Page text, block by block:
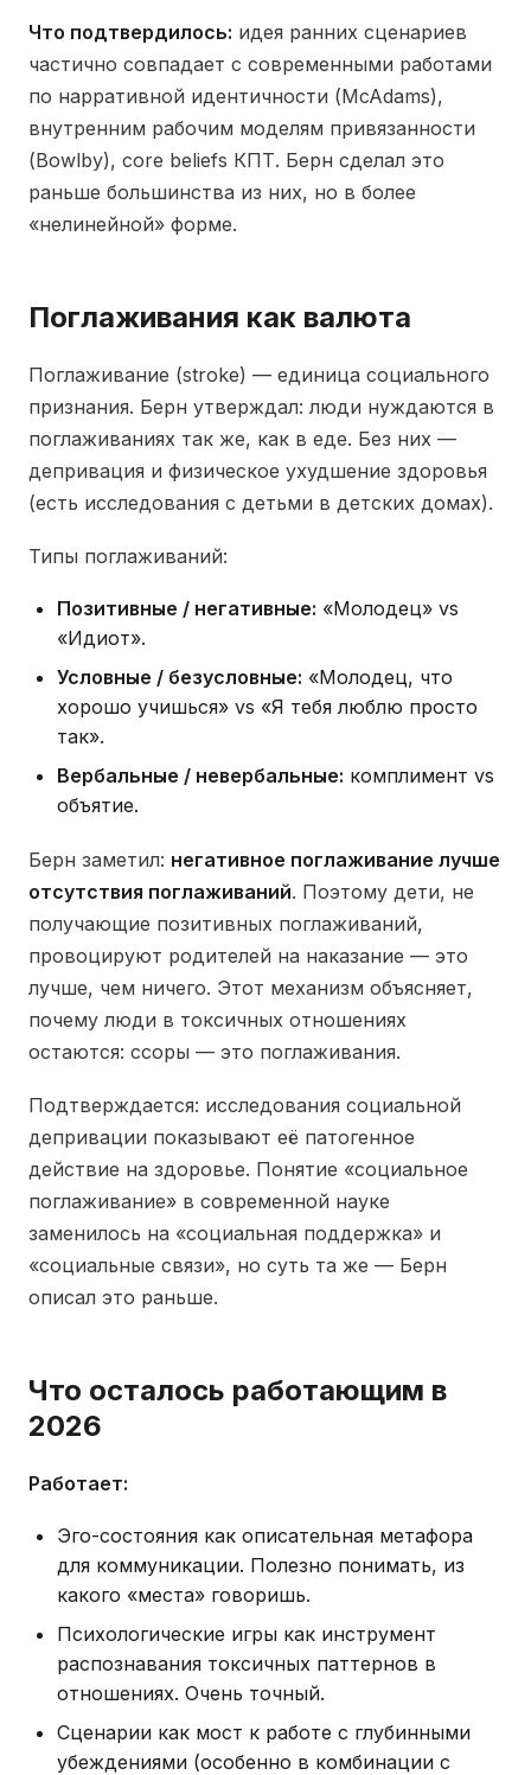
Что подтвердилось: идея ранних сценариев
частично совпадает с современными работами
по нарративной идентичности (McAdams),
внутренним рабочим моделям привязанности
(Bowlby), core beliefs КПТ. Берн сделал это
раньше большинства из них, но в более
«нелинейной» форме.
Поглаживания как валюта
Поглаживание (stroke) — единица социального
признания. Берн утверждал: люди нуждаются в
поглаживаниях так же, как в еде. Без них —
депривация и физическое ухудшение здоровья
(есть исследования с детьми в детских домах).
Типы поглаживаний:
Позитивные / негативные: «Молодец» vs
«Идиот».
Условные / безусловные: «Молодец, что
хорошо учишься» vs «Я тебя люблю просто
так».
Вербальные / невербальные: комплимент vs
объятие.
Берн заметил: негативное поглаживание лучше
отсутствия поглаживаний. Поэтому дети, не
получающие позитивных поглаживаний,
провоцируют родителей на наказание — это
лучше, чем ничего. Этот механизм объясняет,
почему люди в токсичных отношениях
остаются: ссоры — это поглаживания.
Подтверждается: исследования социальной
депривации показывают её патогенное
действие на здоровье. Понятие «социальное
поглаживание» в современной науке
заменилось на «социальная поддержка» и
«социальные связи», но суть та же — Берн
описал это раньше.
Что осталось работающим в
2026
Работает:
Эго-состояния как описательная метафора
для коммуникации. Полезно понимать, из
какого «места» говоришь.
Психологические игры как инструмент
распознавания токсичных паттернов в
отношениях. Очень точный.
Сценарии как мост к работе с глубинными
убеждениями (особенно в комбинации с